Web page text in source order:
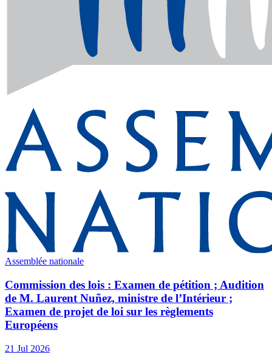
Assemblée nationale
Commission des lois : Examen de pétition ; Audition
de M. Laurent Nuñez, ministre de l’Intérieur ;
Examen de projet de loi sur les règlements
Européens
21 Jul 2026